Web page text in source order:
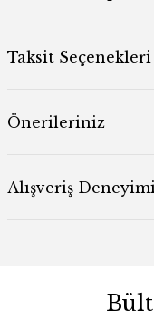
Taksit Seçenekleri
Önerileriniz
Alışveriş Deneyimi